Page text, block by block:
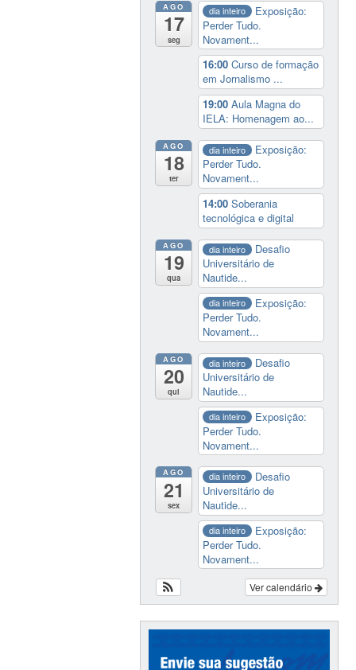
AGO
17
seg
dia inteiro
Exposição:
Perder Tudo.
Novament...
16:00Curso de formação
em Jornalismo ...
19:00Aula Magna do
IELA: Homenagem ao...
AGO
18
ter
dia inteiro
Exposição:
Perder Tudo.
Novament...
14:00Soberania
tecnológica e digital
AGO
19
qua
dia inteiro
Desafio
Universitário de
Nautide...
dia inteiro
Exposição:
Perder Tudo.
Novament...
AGO
20
qui
dia inteiro
Desafio
Universitário de
Nautide...
dia inteiro
Exposição:
Perder Tudo.
Novament...
AGO
21
sex
dia inteiro
Desafio
Universitário de
Nautide...
dia inteiro
Exposição:
Perder Tudo.
Novament...
Ver calendário